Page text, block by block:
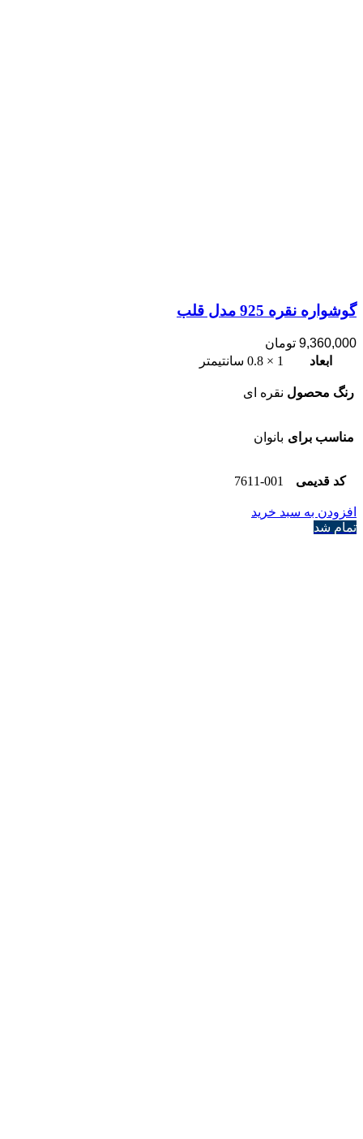
گوشواره نقره 925 مدل قلب
9,360,000 تومان
ابعاد
1 × 0.8 سانتیمتر
رنگ محصول نقره ای
مناسب برای بانوان
کد قدیمی 7611-001
افزودن به سبد خرید
تمام شد